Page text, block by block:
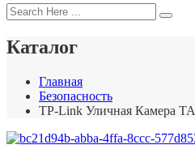
Каталог
Главная
Безопасность
TP-Link Уличная Камера